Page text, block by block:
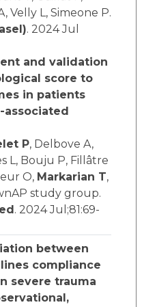
Velly L, Simeone P.
. 2024 Jul
and validation
score to
in patients
P, Delbove A,
L, Bouju P, Fillâtre
O, Markarian T,
study group.
. 2024 Jul;81:69-
between
compliance
severe trauma